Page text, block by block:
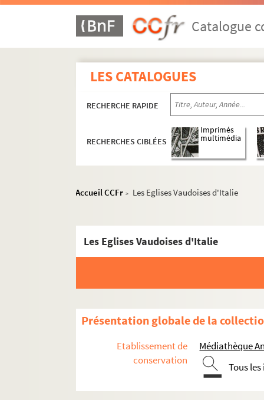
Catalogue
LES CATALOGUES
RECHERCHE RAPIDE
RECHERCHES CIBLÉES
Imprimés
multimédia
Accueil CCFr > Les Eglises Vaudoises d'Italie
Les Eglises Vaudoises d'Italie
Présentation globale de la
Etablissement de
conservation
Médiathèque
Tous
MS 1384-1412. Etudes critiques de Rodolphe
MS 1386. Etudes historiques, littéraires
MS 1388. Etudes historiques, littéraires
MS 1389. Etudes historiques et
MS 1390. Etudes historiques, critiques